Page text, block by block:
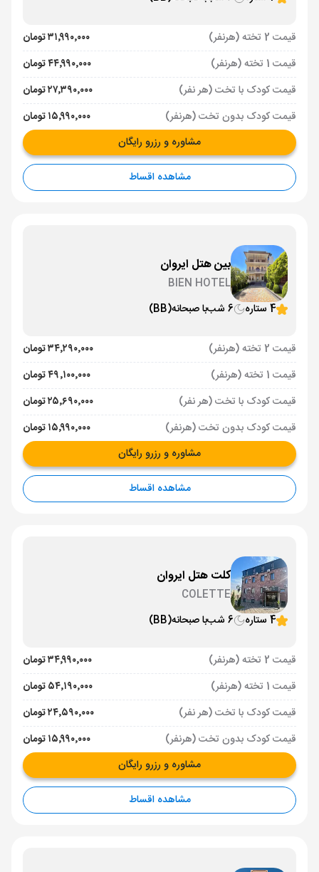
قیمت 2 تخته (هرنفر)
۳۱٬۹۹۰٬۰۰۰ تومان
قیمت 1 تخته (هرنفر)
۴۴٬۹۹۰٬۰۰۰ تومان
قیمت کودک با تخت (هر نفر)
۲۷٬۳۹۰٬۰۰۰ تومان
قیمت کودک بدون تخت (هرنفر)
۱۵٬۹۹۰٬۰۰۰ تومان
مشاوره و رزرو رایگان
مشاهده اقساط
بین هتل ایروان
BIEN HOTEL
4 ستاره
6 شب با صبحانه(BB)
قیمت 2 تخته (هرنفر)
۳۴٬۲۹۰٬۰۰۰ تومان
قیمت 1 تخته (هرنفر)
۴۹٬۱۰۰٬۰۰۰ تومان
قیمت کودک با تخت (هر نفر)
۲۵٬۶۹۰٬۰۰۰ تومان
قیمت کودک بدون تخت (هرنفر)
۱۵٬۹۹۰٬۰۰۰ تومان
مشاوره و رزرو رایگان
مشاهده اقساط
کلت هتل ایروان
COLETTE
4 ستاره
6 شب با صبحانه(BB)
قیمت 2 تخته (هرنفر)
۳۴٬۹۹۰٬۰۰۰ تومان
قیمت 1 تخته (هرنفر)
۵۴٬۱۹۰٬۰۰۰ تومان
قیمت کودک با تخت (هر نفر)
۲۴٬۵۹۰٬۰۰۰ تومان
قیمت کودک بدون تخت (هرنفر)
۱۵٬۹۹۰٬۰۰۰ تومان
مشاوره و رزرو رایگان
مشاهده اقساط